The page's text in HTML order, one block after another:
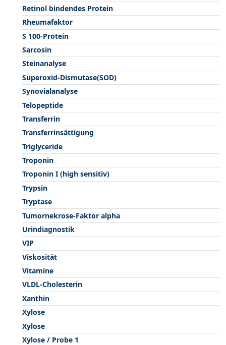
Retinol bindendes Protein
Rheumafaktor
S 100-Protein
Sarcosin
Steinanalyse
Superoxid-Dismutase(SOD)
Synovialanalyse
Telopeptide
Transferrin
Transferrinsättigung
Triglyceride
Troponin
Troponin I (high sensitiv)
Trypsin
Tryptase
Tumornekrose-Faktor alpha
Urindiagnostik
VIP
Viskosität
Vitamine
VLDL-Cholesterin
Xanthin
Xylose
Xylose
Xylose / Probe 1